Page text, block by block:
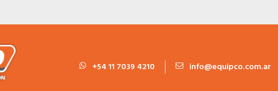
+54 11 7039 4210 info@equipco.com.ar